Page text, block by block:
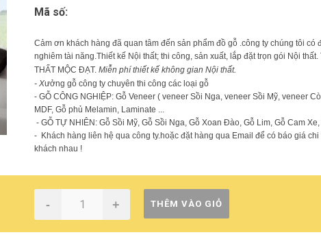
Mã số:
Cảm ơn khách hàng đã quan tâm đến sản phẩm đồ gỗ .công ty chúng tôi có
nghiêm tài năng.Thiết kế Nội thất; thi công, sản xuất, lắp đặt trọn gói Nội
THẤT MỘC ĐẠT. Miễn phí thiết kế không gian Nội thất.
- Xưởng gỗ công ty chuyên thi công các loại gỗ
- GỖ CÔNG NGHIỆP: Gỗ Veneer ( veneer Sồi Nga, veneer Sồi Mỹ, veneer
MDF, Gỗ phủ Melamin, Laminate ...
- GỖ TỰ NHIÊN: Gỗ Sồi Mỹ, Gỗ Sồi Nga, Gỗ Xoan Đào, Gỗ Lim, Gỗ Cam
- Khách hàng liên hệ qua công ty.hoặc đặt hàng qua Email để có báo giá
khách nhau !
- + THÊM VÀO GIỎ